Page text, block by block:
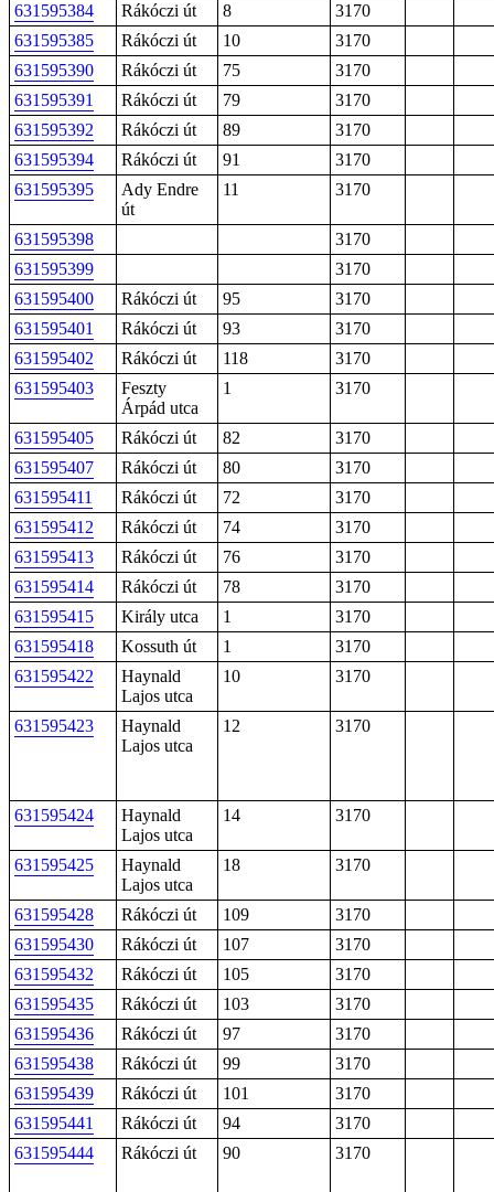
631595384
Rákóczi út 8
3170
631595385
Rákóczi út 10
3170
631595390
Rákóczi út 75
3170
631595391
Rákóczi út 79
3170
631595392
Rákóczi út 89
3170
631595394
Rákóczi út 91
3170
631595395
Ady Endre
út
11 3170
631595398
3170
631595399
3170
631595400
Rákóczi út 95
3170
631595401
Rákóczi út 93
3170
631595402
Rákóczi út 118
3170
631595403
Feszty
Árpád utca
1 3170
631595405 Rákóczi út 82
3170
631595407
Rákóczi út 80
3170
631595411
Rákóczi út 72
3170
631595412
Rákóczi út 74
3170
631595413
Rákóczi út 76
3170
631595414
Rákóczi út 78
3170
631595415
Király utca 1
3170
631595418
Kossuth út 1
3170
631595422
Haynald
Lajos utca
10 3170
631595423
Haynald
Lajos utca
12 3170
631595424
Haynald
Lajos utca
14 3170
631595425
Haynald
Lajos utca
18 3170
631595428 Rákóczi út 109
3170
631595430
Rákóczi út 107
3170
631595432
Rákóczi út 105
3170
631595435
Rákóczi út 103
3170
631595436
Rákóczi út 97
3170
631595438
Rákóczi út 99
3170
631595439
Rákóczi út 101
3170
631595441
Rákóczi út 94
3170
631595444
Rákóczi út 90 3170